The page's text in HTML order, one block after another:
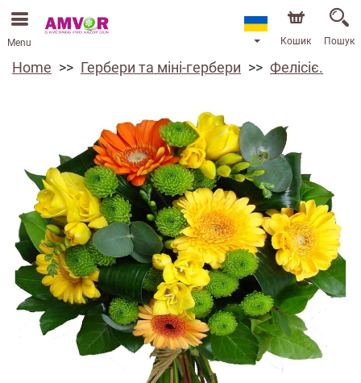
Menu Кошик Пошук
Home Гербери та міні-гербери Фелісіє.